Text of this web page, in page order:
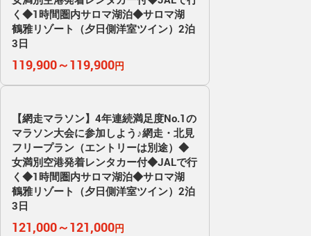
く◆1時間圏内サロマ湖泊◆サロマ湖
鶴雅リゾート（夕日側洋室ツイン）2泊
3日
119,900～119,900円
【網走マラソン】4年連続満足度No.1の
マラソン大会に参加しよう♪網走・北見
フリープラン（エントリーは別途）◆
女満別空港発着レンタカー付◆JALで行
く◆1時間圏内サロマ湖泊◆サロマ湖
鶴雅リゾート（夕日側洋室ツイン）2泊
3日
121,000～121,000円